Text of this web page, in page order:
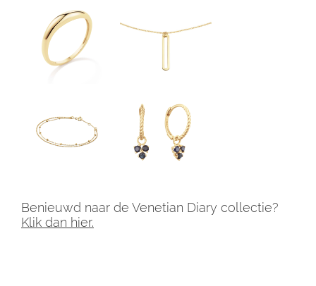
Benieuwd naar de Venetian Diary collectie?
Klik dan hier.